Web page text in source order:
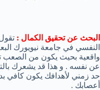
البحث عن تحقيق الكمال :
النفسي في جامعة نيويورك
واقعية بحيث يكون من الصعب
عن نفسه . و هذا قد يشعرك
حد زمني لأهدافك يكون
أعصابك .